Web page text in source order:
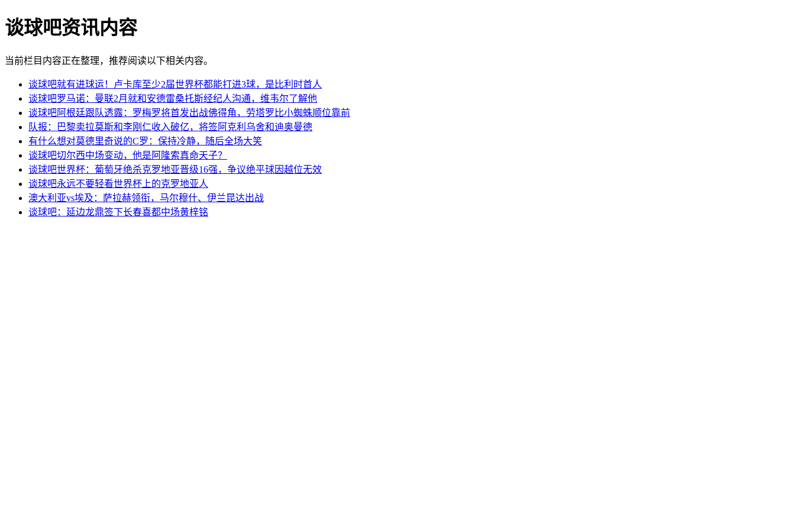
谈球吧资讯内容
当前栏目内容正在整理，推荐阅读以下相关内容。
谈球吧就有进球运！卢卡库至少2届世界杯都能打进3球，是比利时首人
谈球吧罗马诺：曼联2月就和安德雷桑托斯经纪人沟通，维韦尔了解他
谈球吧阿根廷跟队透露：罗梅罗将首发出战佛得角，劳塔罗比小蜘蛛顺位靠前
队报：巴黎卖拉莫斯和李刚仁收入破亿，将签阿克利乌舍和迪奥曼德
有什么想对莫德里奇说的C罗：保持冷静，随后全场大笑
谈球吧切尔西中场变动，他是阿隆索真命天子？
谈球吧世界杯：葡萄牙绝杀克罗地亚晋级16强，争议绝平球因越位无效
谈球吧永远不要轻看世界杯上的克罗地亚人
澳大利亚vs埃及：萨拉赫领衔，马尔穆什、伊兰昆达出战
谈球吧：延边龙鼎签下长春喜都中场黄梓铭